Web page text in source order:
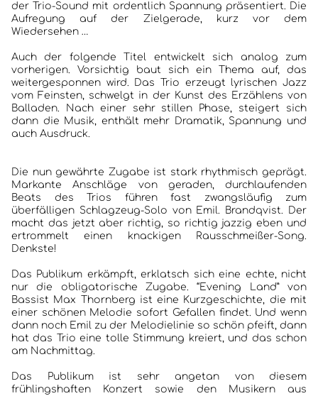
der Trio-Sound mit ordentlich Spannung präsentiert. Die
Aufregung auf der Zielgerade, kurz vor dem
Wiedersehen …
Auch der folgende Titel entwickelt sich analog zum
vorherigen. Vorsichtig baut sich ein Thema auf, das
weitergesponnen wird. Das Trio erzeugt lyrischen Jazz
vom Feinsten, schwelgt in der Kunst des Erzählens von
Balladen. Nach einer sehr stillen Phase, steigert sich
dann die Musik, enthält mehr Dramatik, Spannung und
auch Ausdruck.
Die nun gewährte Zugabe ist stark rhythmisch geprägt.
Markante Anschläge von geraden, durchlaufenden
Beats des Trios führen fast zwangsläufig zum
überfälligen Schlagzeug-Solo von Emil. Brandqvist. Der
macht das jetzt aber richtig, so richtig jazzig eben und
ertrommelt einen knackigen Rausschmeißer-Song.
Denkste!
Das Publikum erkämpft, erklatsch sich eine echte, nicht
nur die obligatorische Zugabe. “Evening Land” von
Bassist Max Thornberg ist eine Kurzgeschichte, die mit
einer schönen Melodie sofort Gefallen findet. Und wenn
dann noch Emil zu der Melodielinie so schön pfeift, dann
hat das Trio eine tolle Stimmung kreiert, und das schon
am Nachmittag.
Das Publikum ist sehr angetan von diesem
frühlingshaften Konzert sowie den Musikern aus